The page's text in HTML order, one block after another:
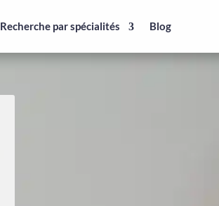
Recherche par spécialités Blog